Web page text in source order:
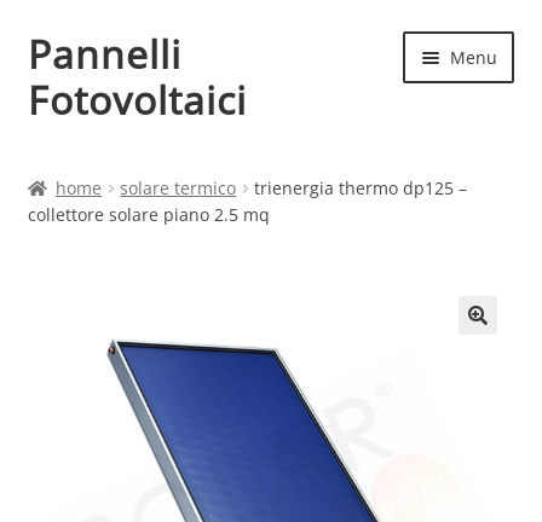
Vai
alla
navigazione
Vai
al
contenuto
Pannelli
Fotovoltaici
Menu
Cart
Chi siamo
home solare termico
trienergia thermo dp125 –
collettore solare piano 2.5 mq